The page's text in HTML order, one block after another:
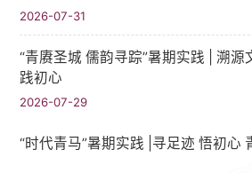
2026-07-31
“青赓圣城 儒韵寻踪”暑期实践​ | 溯源
践初心
2026-07-29
“时代青马”暑期实践 |寻足迹 悟初心